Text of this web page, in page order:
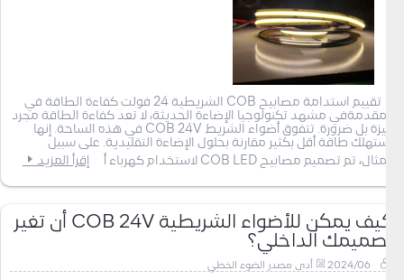
تقييم استدامة مصابيح COB الشريطية 24 فولت كفاءة الطاقة في
المقدمةفي مشهد تكنولوجيا الإضاءة الحديثة، لا تعد كفاءة الطاقة مجرد
ميزة بل ضرورة. تتفوق أضواء الشريط COB 24V في هذه الساحة. إنها
تستهلك طاقة أقل بكثير مقارنة بحلول الإضاءة التقليدية. على سبيل
المثال، تم تصميم مصابيح COB LED لاستخدام كهرباء أ
إقرأ المزيد
كيف يمكن للأضواء الشريطية COB 24V أن تغير
تصميمك الداخلي؟
2024/06 أدى مصدر الضوء الخطي